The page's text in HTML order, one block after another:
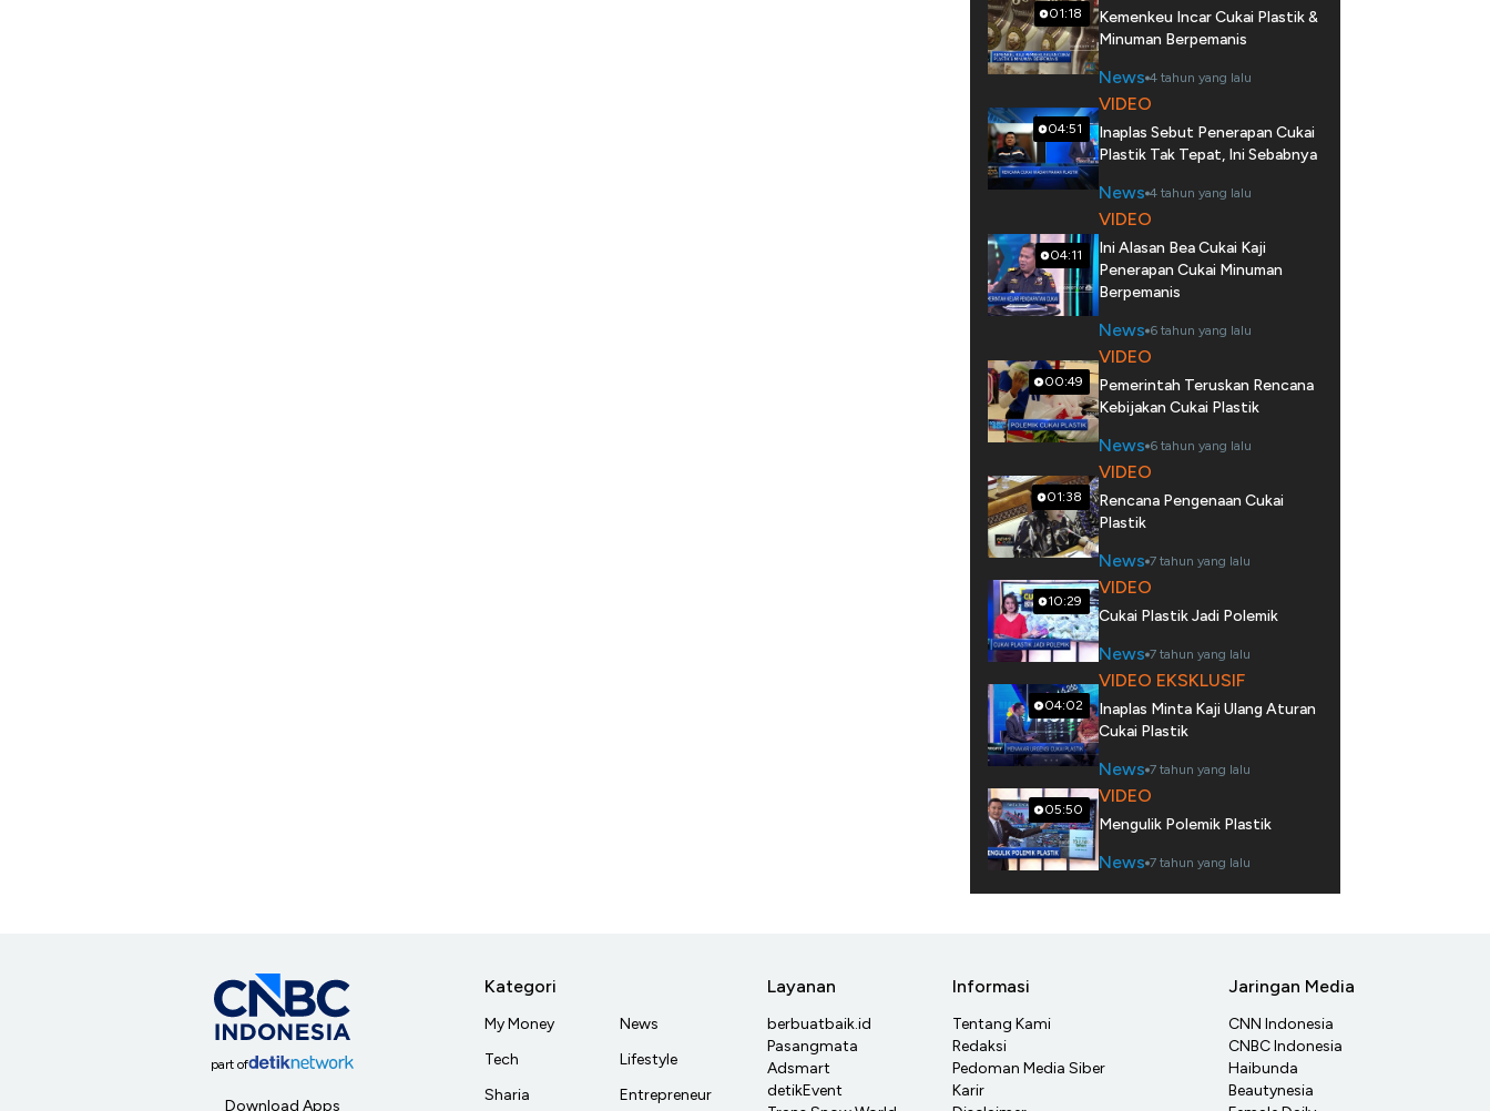
01:18
Kemenkeu Incar Cukai Plastik &
Minuman Berpemanis
News 4 tahun yang lalu
04:51
VIDEO
Inaplas Sebut Penerapan Cukai
Plastik Tak Tepat, Ini Sebabnya
News 4 tahun yang lalu
04:11
VIDEO
Ini Alasan Bea Cukai Kaji
Penerapan Cukai Minuman
Berpemanis
News 6 tahun yang lalu
00:49
VIDEO
Pemerintah Teruskan Rencana
Kebijakan Cukai Plastik
News 6 tahun yang lalu
01:38
VIDEO
Rencana Pengenaan Cukai
Plastik
News 7 tahun yang lalu
10:29
VIDEO
Cukai Plastik Jadi Polemik
News 7 tahun yang lalu
04:02
VIDEO EKSKLUSIF
Inaplas Minta Kaji Ulang Aturan
Cukai Plastik
News 7 tahun yang lalu
05:50
VIDEO
Mengulik Polemik Plastik
News 7 tahun yang lalu
part of
Download Apps
Kategori
My Money
Tech
Sharia
News
Lifestyle
Entrepreneur
Layanan
berbuatbaik.id
Pasangmata
Adsmart
detikEvent
Informasi
Tentang Kami
Redaksi
Pedoman Media Siber
Karir
Jaringan Media
CNN Indonesia
CNBC Indonesia
Haibunda
Beautynesia